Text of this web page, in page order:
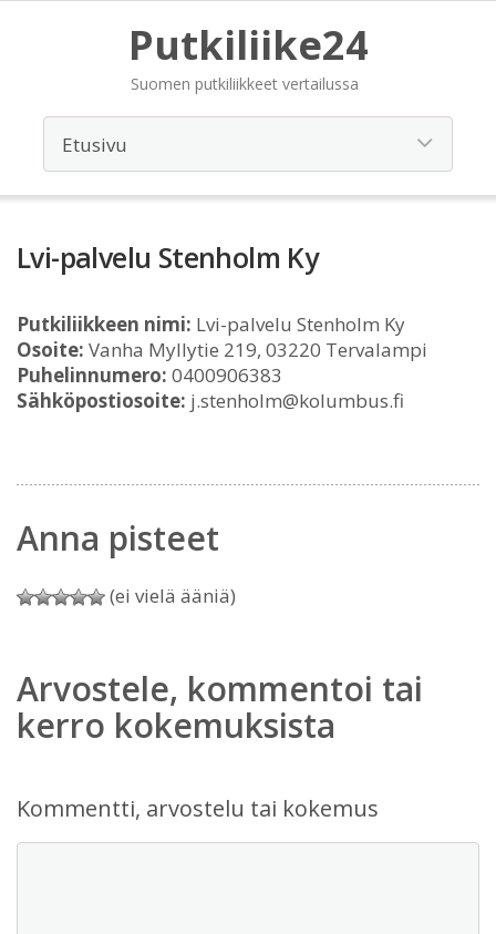
Putkiliike24
Suomen putkiliikkeet vertailussa
Lvi-palvelu Stenholm Ky
Putkiliikkeen nimi: Lvi-palvelu Stenholm Ky
Osoite: Vanha Myllytie 219, 03220 Tervalampi
Puhelinnumero: 0400906383
Sähköpostiosoite: j.stenholm@kolumbus.fi
Anna pisteet
(ei vielä ääniä)
Arvostele, kommentoi tai
kerro kokemuksista
Kommentti, arvostelu tai kokemus